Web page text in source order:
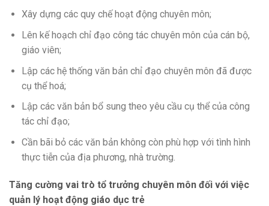
Xây dựng các quy chế hoạt động chuyên môn;
Lên kế hoạch chỉ đạo công tác chuyên môn của cán bộ,
giáo viên;
Lập các hệ thống văn bản chỉ đạo chuyên môn đã được
cụ thể hoá;
Lập các văn bản bổ sung theo yêu cầu cụ thể của công
tác chỉ đạo;
Cần bãi bỏ các văn bản không còn phù hợp với tình hình
thực tiễn của địa phương, nhà trường.
Tăng cường vai trò tổ trưởng chuyên môn đối với việc
quản lý hoạt động giáo dục trẻ